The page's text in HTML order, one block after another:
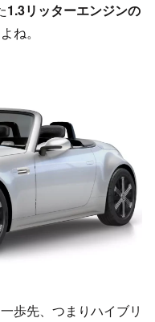
1.3リッターエンジンの
ね。
歩先、つまりハイブリ